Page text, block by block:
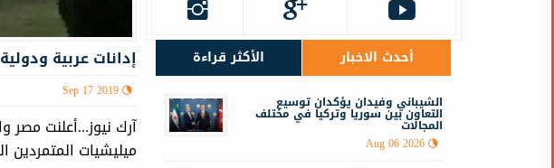
إدانات عربية
Sep 17 2019
آرك نيوز...أعلنت مصر
ميليشيات المتمردين
أحدث الاخبار الأكثر قراءة
الشيباني وفيدان يؤكدان توسيع
التعاون بين سوريا وتركيا في مختلف
المجالات
Aug 06 2026